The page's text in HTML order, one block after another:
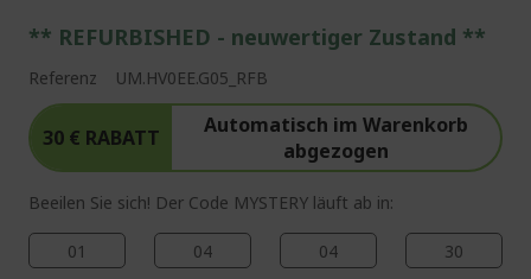
** REFURBISHED - neuwertiger Zustand **
Referenz UM.HV0EE.G05_RFB
30 € RABATT
Automatisch im Warenkorb
abgezogen
Beeilen Sie sich! Der Code MYSTERY läuft ab in:
01 04 04 29